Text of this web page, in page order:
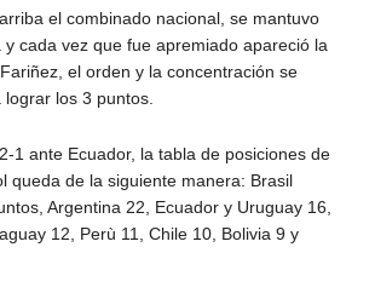
el combinado nacional, se mantuvo
y cada vez que fue apremiado apareció la
el orden y la concentración se
los 3 puntos.
1 ante Ecuador, la tabla de posiciones de
queda de la siguiente manera: Brasil
Argentina 22, Ecuador y Uruguay 16,
12, Perù 11, Chile 10, Bolivia 9 y